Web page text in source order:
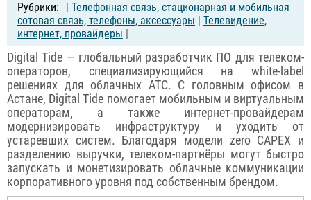
| Телефонная связь, стационарная и мобильная
сотовая связь, телефоны, аксессуары | Телевидение,
интернет, провайдеры |
Digital Tide — глобальный разработчик ПО для телеком-
операторов, специализирующийся на white-label
решениях для облачных АТС. С головным офисом в
Астане, Digital Tide помогает мобильным и виртуальным
операторам, а также интернет-провайдерам
модернизировать инфраструктуру и уходить от
устаревших систем. Благодаря модели zero CAPEX и
разделению выручки, телеком-партнёры могут быстро
запускать и монетизировать облачные коммуникации
корпоративного уровня под собственным брендом.